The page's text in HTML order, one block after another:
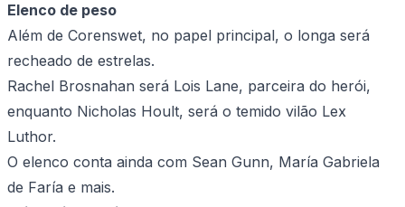
Elenco de peso
Além de Corenswet, no papel principal, o longa será
recheado de estrelas.
Rachel Brosnahan será Lois Lane, parceira do herói,
enquanto Nicholas Hoult, será o temido vilão Lex
Luthor.
O elenco conta ainda com Sean Gunn, María Gabriela
de Faría e mais.